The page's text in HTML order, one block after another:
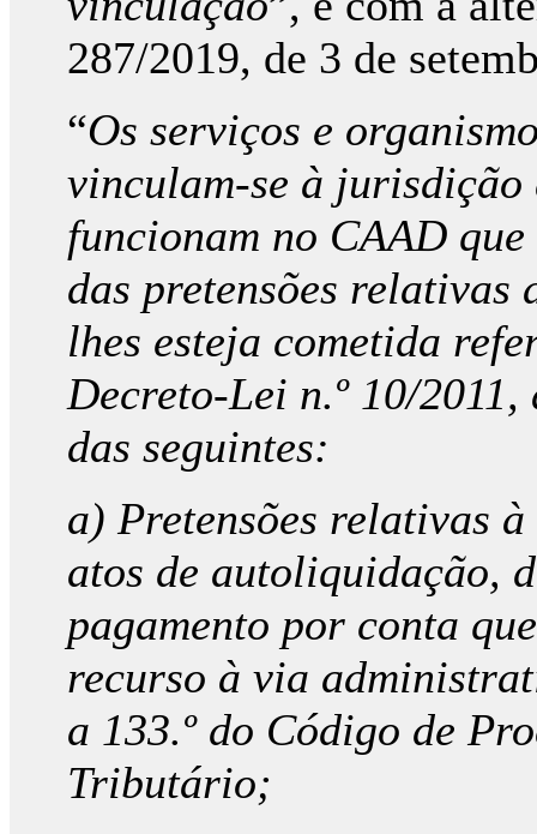
287/2019, de 3 de
“Os serviços e
vinculam-se à
funcionam no CAAD
das pretensões
lhes esteja cometida
Decreto-Lei n.º 10/
das seguintes:
a) Pretensões relativas
atos de autoliquidação,
pagamento por conta
recurso à via
a 133.º do Código de
Tributário;